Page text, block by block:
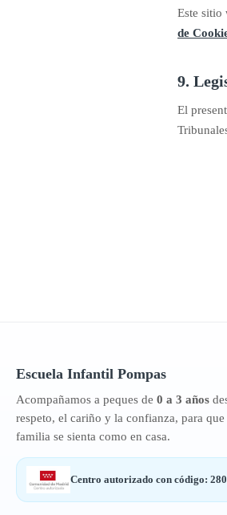
Este sitio
de
9.
El
Escuela Infantil Pompas
Acompañamos a peques de 0 a 3 años
respeto, el cariño y la confianza, para que
familia se sienta como en casa.
Centro autorizado con código: